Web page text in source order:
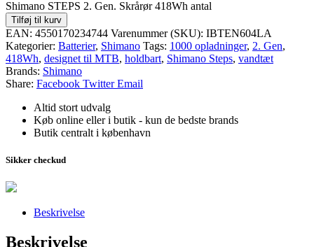
Shimano STEPS 2. Gen. Skrårør 418Wh antal
Tilføj til kurv
EAN: 4550170234744 Varenummer (SKU): IBTEN604LA
Kategorier: Batterier, Shimano Tags: 1000 opladninger, 2. Gen,
418Wh, designet til MTB, holdbart, Shimano Steps, vandtæt
Brands: Shimano
Share: Facebook Twitter Email
Altid stort udvalg
Køb online eller i butik - kun de bedste brands
Butik centralt i københavn
Sikker checkud
Beskrivelse
Beskrivelse